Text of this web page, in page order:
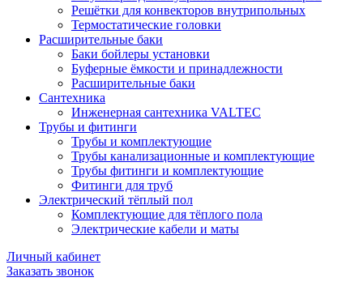
Решётки для конвекторов внутрипольных
Термостатические головки
Расширительные баки
Баки бойлеры установки
Буферные ёмкости и принадлежности
Расширительные баки
Сантехника
Инженерная сантехника VALTEC
Трубы и фитинги
Трубы и комплектующие
Трубы канализационные и комплектующие
Трубы фитинги и комплектующие
Фитинги для труб
Электрический тёплый пол
Комплектующие для тёплого пола
Электрические кабели и маты
Личный кабинет
Заказать звонок